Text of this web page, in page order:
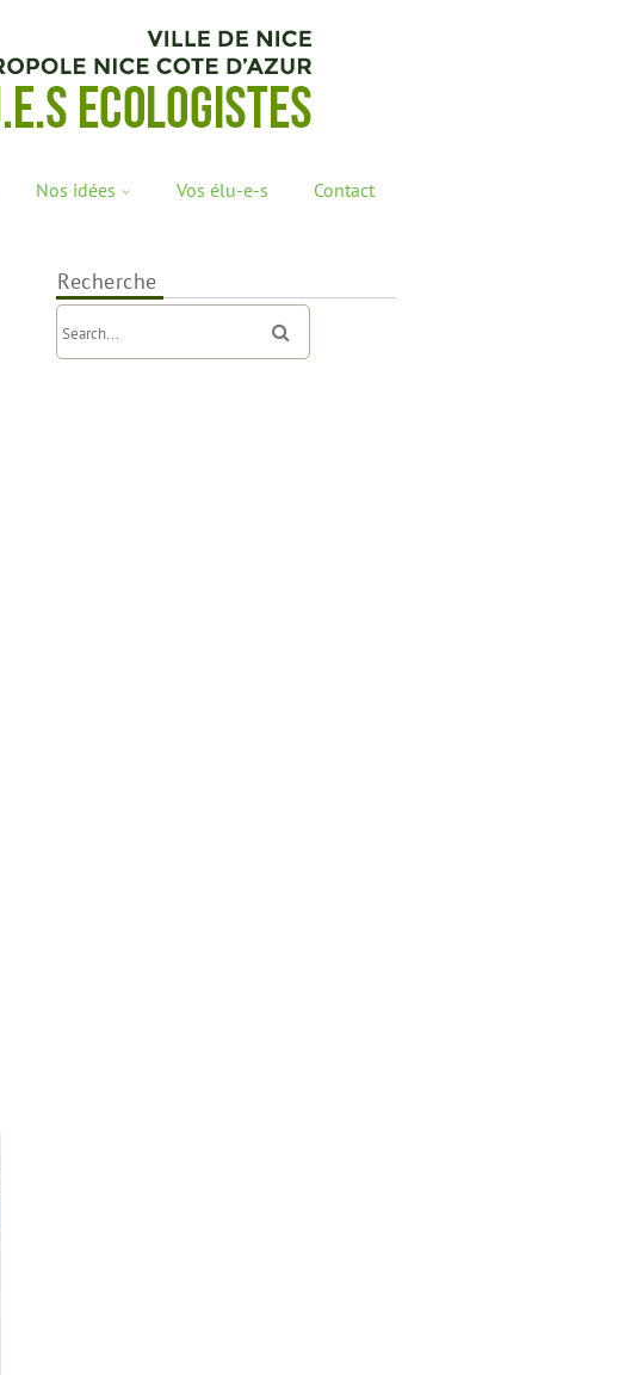
Nos idées Vos élu-e-s Contact
Recherche